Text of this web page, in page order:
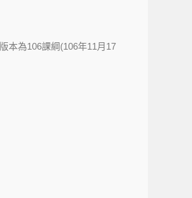
本為106課綱(106年11月17